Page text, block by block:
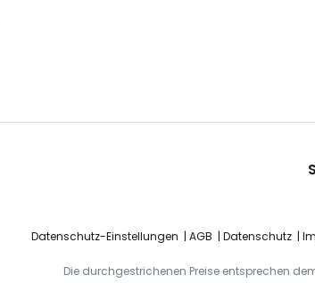
Datenschutz-Einstellungen AGB Datenschutz
Die durchgestrichenen Preise entsprechen